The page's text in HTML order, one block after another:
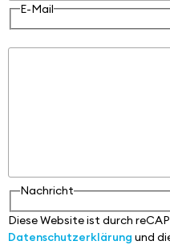
E-Mail
Nachricht
Diese Website ist durch
Datenschutzerklärung und